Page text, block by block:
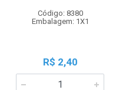
Código: 8380
Embalagem: 1X1
R$ 2,40